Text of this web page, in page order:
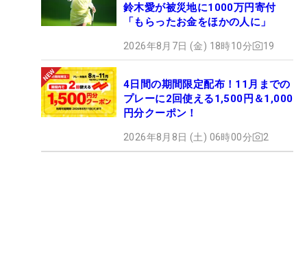
鈴木愛が被災地に1000万円寄付
「もらったお金をほかの人に」
2026年8月7日 (金) 18時10分 19
4日間の期間限定配布！11月までの
プレーに2回使える1,500円＆1,000
円分クーポン！
2026年8月8日 (土) 06時00分 2